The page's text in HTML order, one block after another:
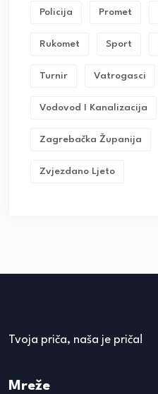
Policija Promet
Rukomet Sport
Turnir Vatrogasci
Vodovod I Kanalizacija
Zagrebačka Županija
Zvjezdano Ljeto
Tvoja priča, naša je priča!
Mreže